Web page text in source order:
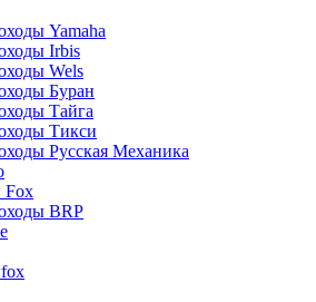
Yamaha
Irbis
Wels
Буран
Тайга
Тикси
Русская Механика
Fox
BRP